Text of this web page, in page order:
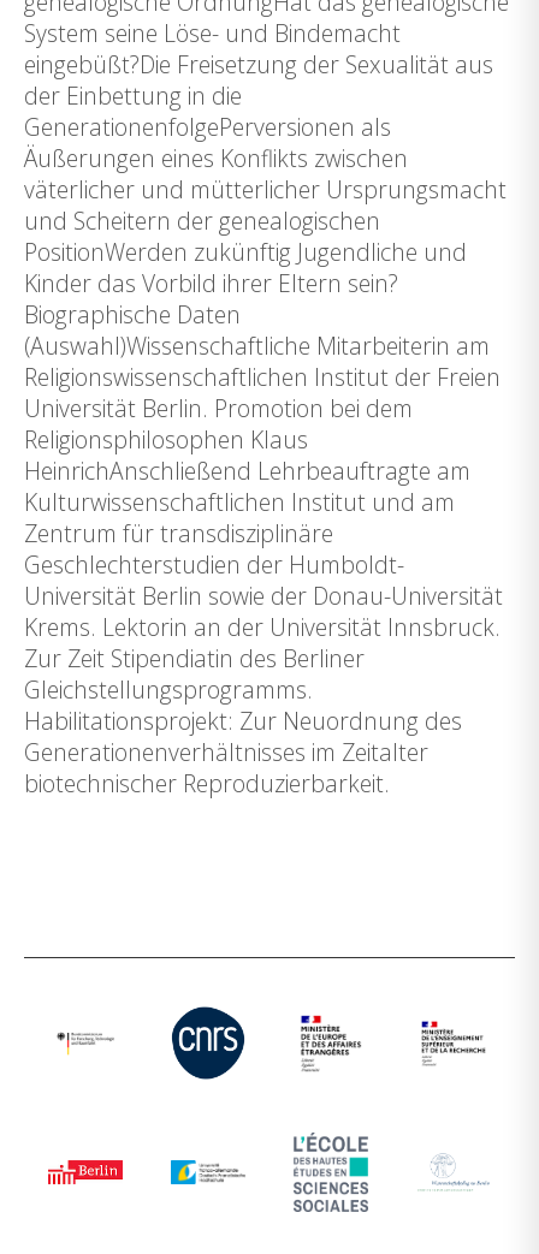
System seine Löse- und Bindemacht
eingebüßt?Die Freisetzung der Sexualität aus
der Einbettung in die
GenerationenfolgePerversionen als
Äußerungen eines Konflikts zwischen
väterlicher und mütterlicher Ursprungsmacht
und Scheitern der genealogischen
PositionWerden zukünftig Jugendliche und
Kinder das Vorbild ihrer Eltern sein?
Biographische Daten
(Auswahl)Wissenschaftliche Mitarbeiterin am
Religionswissenschaftlichen Institut der Freien
Universität Berlin. Promotion bei dem
Religionsphilosophen Klaus
HeinrichAnschließend Lehrbeauftragte am
Kulturwissenschaftlichen Institut und am
Zentrum für transdisziplinäre
Geschlechterstudien der Humboldt-
Universität Berlin sowie der Donau-Universität
Krems. Lektorin an der Universität Innsbruck.
Zur Zeit Stipendiatin des Berliner
Gleichstellungsprogramms.
Habilitationsprojekt: Zur Neuordnung des
Generationenverhältnisses im Zeitalter
biotechnischer Reproduzierbarkeit.